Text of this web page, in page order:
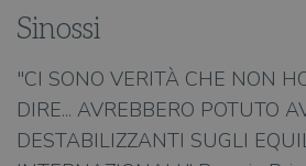
Sinossi
"CI SONO VERITÀ CHE NON
DIRE... AVREBBERO POTUTO
DESTABILIZZANTI SUGLI